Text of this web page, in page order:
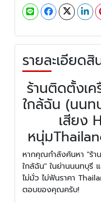
รายละเอียดสิ
ร้านติดตั้งเ
ใกล้ฉัน (นนท
เสียง
หนุ่ม
หากคุณกำลังค้นหา "ร้า
ใกล้ฉัน" ในย่านนนทบุรี
ไม่มั่ว ไม่ฟันราคา
ตอบของคุณครับ!